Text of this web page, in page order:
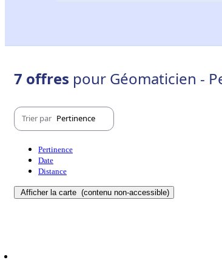
7 offres pour Géomaticien -
Trier par Pertinence
Pertinence
Date
Distance
Afficher la carte (contenu non-accessible)